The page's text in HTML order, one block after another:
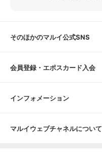
そのほかのマルイ公式SNS
会員登録・エポスカード入会
インフォメーション
マルイウェブチャネルについて